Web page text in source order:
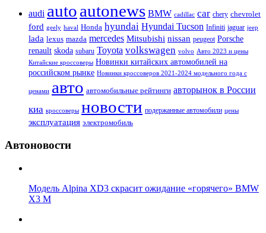
audi autoautonews BMW cadillac car chery chevrolet
ford geely haval Honda hyundai Hyundai Tucson Infiniti jaguar jeep
lada lexus mazda mercedes Mitsubishi nissan peugeot Porsche
renault skoda subaru Toyota volkswagen volvo Авто 2023 и цены
Китайские кроссоверы Новинки китайских автомобилей на
российском рынке Новинки кроссоверов 2021-2024 модельного года с
ценами авто автомобильные рейтинги авторынок в России
киа кроссоверы новости подержанные автомобили цены
эксплуатация электромобиль
Автоновости
Модель Alpina XD3 скрасит ожидание «горячего» BMW
X3 M